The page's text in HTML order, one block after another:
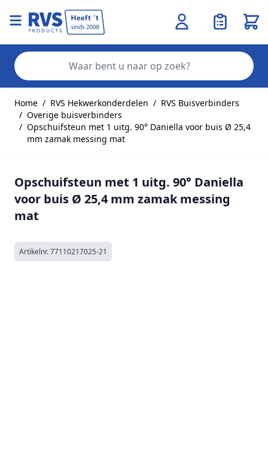
Home / RVS Hekwerkonderdelen / RVS Buisverbinders
/ Overige buisverbinders
/ Opschuifsteun met 1 uitg. 90° Daniella voor buis Ø 25,4
mm zamak messing mat
Opschuifsteun met 1 uitg. 90° Daniella
voor buis Ø 25,4 mm zamak messing
mat
Artikelnr.77110217025-21